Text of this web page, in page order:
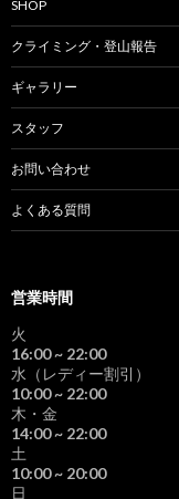
SHOP
クライミング・登山報告
ギャラリー
スタッフ
お問い合わせ
よくある質問
営業時間
火
16:00~ 22:00
水（レディー割引）
10:00~ 22:00
木・金
14:00~ 22:00
土
10:00~ 20:00
日